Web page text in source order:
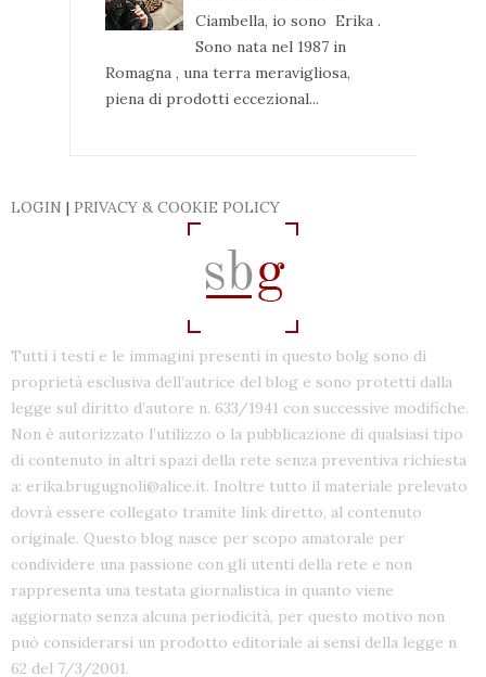
Ciambella, io sono Erika .
Sono nata nel 1987 in
Romagna , una terra meravigliosa,
piena di prodotti eccezional...
LOGIN | PRIVACY & COOKIE POLICY
Tutti i testi e le immagini presenti in questo bolg sono di
proprietà esclusiva dell’autrice del blog e sono protetti dalla
legge sul diritto d’autore n. 633/1941 con successive modifiche.
Non è autorizzato l’utilizzo o la pubblicazione di qualsiasi tipo
di contenuto in altri spazi della rete senza preventiva richiesta
a: erika.brugugnoli@alice.it. Inoltre tutto il materiale prelevato
dovrà essere collegato tramite link diretto, al contenuto
originale. Questo blog nasce per scopo amatorale per
condividere una passione con gli utenti della rete e non
rappresenta una testata giornalistica in quanto viene
aggiornato senza alcuna periodicità, per questo motivo non
può considerarsi un prodotto editoriale ai sensi della legge n
62 del 7/3/2001.